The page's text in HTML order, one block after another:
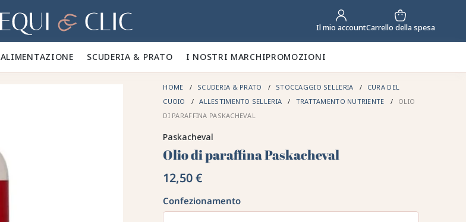
Casa Il mio accountCarrello della spesa
ALIMENTAZIONE 🥕 SCUDERIA & PRATO 🍃 I NOSTRI MARCHIPROMOZIONI
HOME SCUDERIA & PRATO STOCCAGGIO SELLERIA
CURA DEL
CUOIO
ALLESTIMENTO SELLERIA TRATTAMENTO NUTRIENTE
OLIO
DI PARAFFINA PASKACHEVAL
Paskacheval
Olio di paraffina Paskacheval
12,50 €
Confezionamento